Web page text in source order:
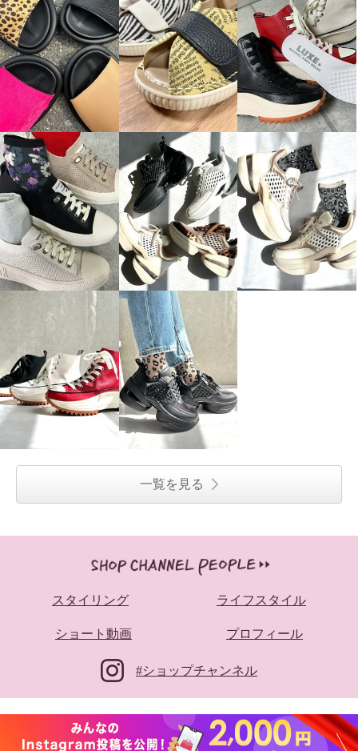
一覧を見る
スタイリング ライフスタイル
ショート動画 プロフィール
#ショップチャンネル